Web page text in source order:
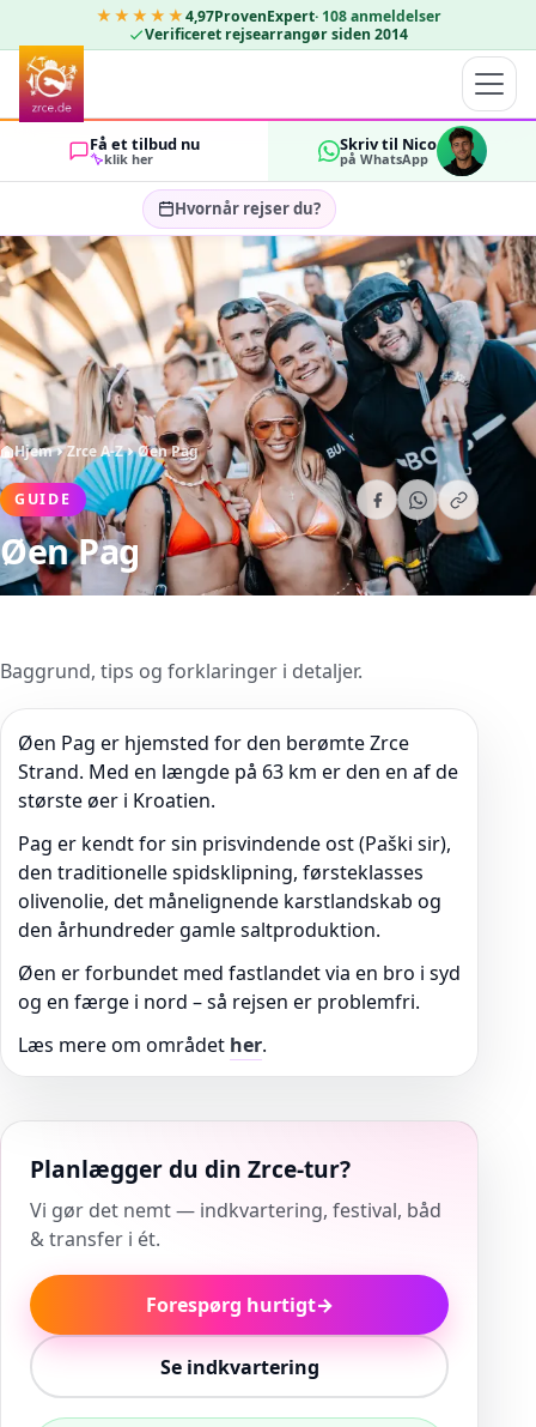
★★★★★4,97ProvenExpert· 108 anmeldelser
Verificeret rejsearrangør siden 2014
Få et tilbud nu
klik her
Skriv til Nico
på WhatsApp
Hvornår rejser du?
Vælg rejsedatoer…
GÆSTER
2 OK
Hjem Zrce A-Z Øen Pag
GUIDE
Øen Pag
Baggrund, tips og forklaringer i detaljer.
Øen Pag er hjemsted for den berømte Zrce
Strand. Med en længde på 63 km er den en af de
største øer i Kroatien.
Pag er kendt for sin prisvindende ost (Paški sir),
den traditionelle spidsklipning, førsteklasses
olivenolie, det månelignende karstlandskab og
den århundreder gamle saltproduktion.
Øen er forbundet med fastlandet via en bro i syd
og en færge i nord – så rejsen er problemfri.
Læs mere om området her.
Planlægger du din Zrce-tur?
Vi gør det nemt — indkvartering, festival, båd
& transfer i ét.
Forespørg hurtigt→
Se indkvartering